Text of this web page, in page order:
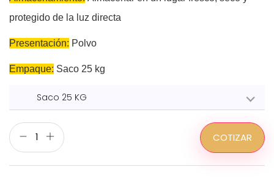
protegido de la luz directa
Presentación: Polvo
Empaque: Saco 25 kg
Saco 25 KG
COTIZAR